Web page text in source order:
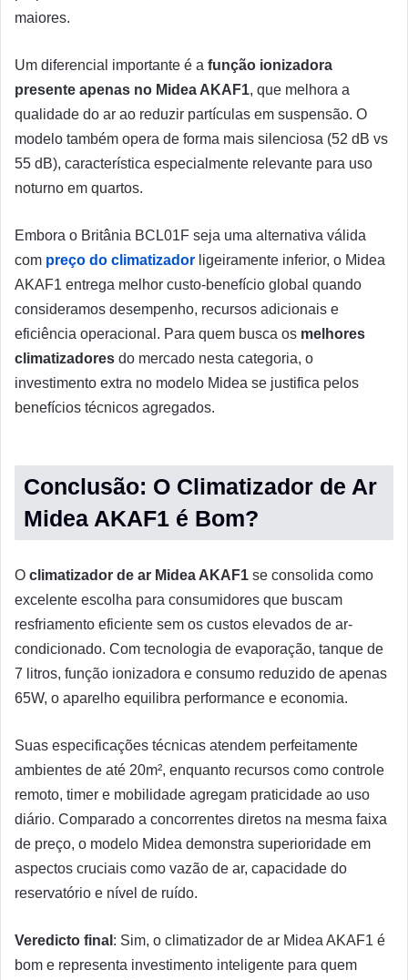
maiores.
Um diferencial importante é a função ionizadora
presente apenas no Midea AKAF1, que melhora a
qualidade do ar ao reduzir partículas em suspensão. O
modelo também opera de forma mais silenciosa (52 dB vs
55 dB), característica especialmente relevante para uso
noturno em quartos.
Embora o Britânia BCL01F seja uma alternativa válida
com preço do climatizador ligeiramente inferior, o Midea
AKAF1 entrega melhor custo-benefício global quando
consideramos desempenho, recursos adicionais e
eficiência operacional. Para quem busca os melhores
climatizadores do mercado nesta categoria, o
investimento extra no modelo Midea se justifica pelos
benefícios técnicos agregados.
Conclusão: O Climatizador de Ar
Midea AKAF1 é Bom?
O climatizador de ar Midea AKAF1 se consolida como
excelente escolha para consumidores que buscam
resfriamento eficiente sem os custos elevados de ar-
condicionado. Com tecnologia de evaporação, tanque de
7 litros, função ionizadora e consumo reduzido de apenas
65W, o aparelho equilibra performance e economia.
Suas especificações técnicas atendem perfeitamente
ambientes de até 20m², enquanto recursos como controle
remoto, timer e mobilidade agregam praticidade ao uso
diário. Comparado a concorrentes diretos na mesma faixa
de preço, o modelo Midea demonstra superioridade em
aspectos cruciais como vazão de ar, capacidade do
reservatório e nível de ruído.
Veredicto final : Sim, o climatizador de ar Midea AKAF1 é
bom e representa investimento inteligente para quem